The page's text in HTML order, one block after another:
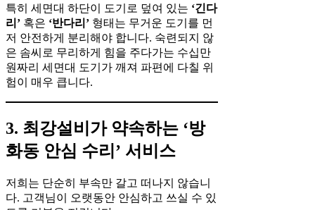
특히 세면대 하단이 도기로 덮여 있는 ‘긴다
리’ 혹은 ‘반다리’ 형태는 무거운 도기를 먼
저 안전하게 분리해야 합니다. 숙련되지 않
은 솜씨로 무리하게 힘을 주다가는 수십만
원짜리 세면대 도기가 깨져 파편에 다칠 위
험이 매우 큽니다.
3. 최강설비가 약속하는 ‘방
화동 안심 수리’ 서비스
저희는 단순히 부속만 갈고 떠나지 않습니
다. 고객님이 오랫동안 안심하고 쓰실 수 있